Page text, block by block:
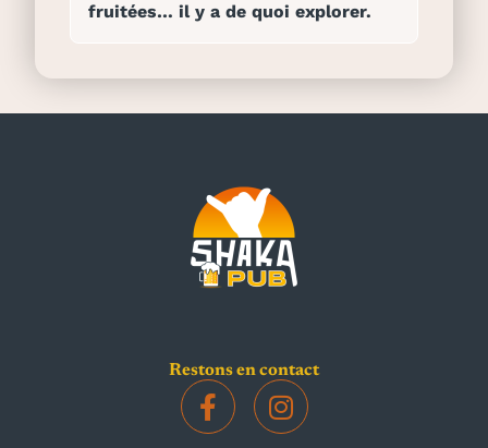
fruitées… il y a de quoi explorer.
Restons en contact